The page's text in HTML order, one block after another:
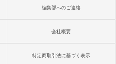
編集部へのご連絡
会社概要
特定商取引法に基づく表示